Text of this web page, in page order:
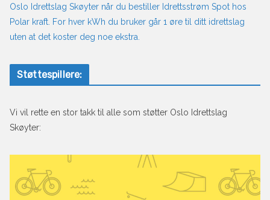
Oslo Idrettslag Skøyter når du bestiller Idrettsstrøm Spot hos
Polar kraft. For hver kWh du bruker går 1 øre til ditt idrettslag
uten at det koster deg noe ekstra.
Støttespillere:
Vi vil rette en stor takk til alle som støtter Oslo Idrettslag
Skøyter: